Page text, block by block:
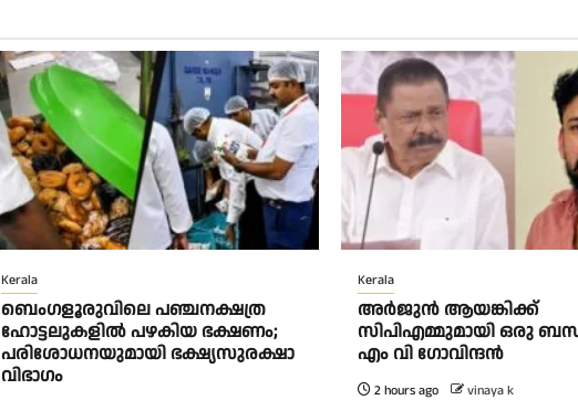
Kerala
ബെംഗളൂരുവിലെ പഞ്ചനക്ഷത്ര
ഹോട്ടലുകളിൽ പഴകിയ ഭക്ഷണം;
പരിശോധനയുമായി ഭക്ഷ്യസുരക്ഷാ
വിഭാഗം
Kerala
അര്‍ജുന്‍ ആയങ്കിക്ക്
സിപിഎമ്മുമായി ഒരു
എം വി ഗോവിന്ദന്‍
2 hours ago vinaya k